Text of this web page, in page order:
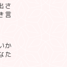
さ
言
か
た